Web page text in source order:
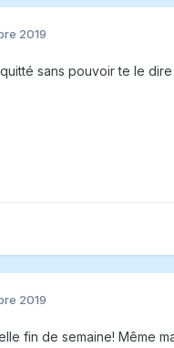
2019
sans pouvoir te le
2019
fin de semaine! Même